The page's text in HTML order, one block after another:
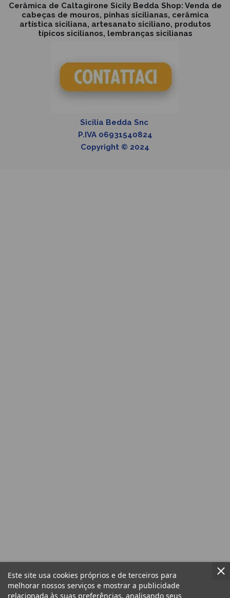
Este site usa cookies próprios e de terceiros para
melhorar nossos serviços e mostrar a publicidade
relacionada às suas preferências, analisando seus
Cerâmica de Caltagirone Sicily Bedda Shop: Venda de
cabeças de mouros, pinhas sicilianas, cerâmica
artística siciliana, artesanato siciliano, produtos
típicos sicilianos, lembranças sicilianas
Sicilia Bedda Snc
P.IVA 06931540824
Copyright © 2024